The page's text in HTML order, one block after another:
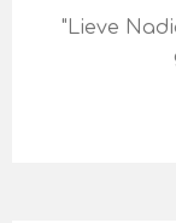
"Lieve